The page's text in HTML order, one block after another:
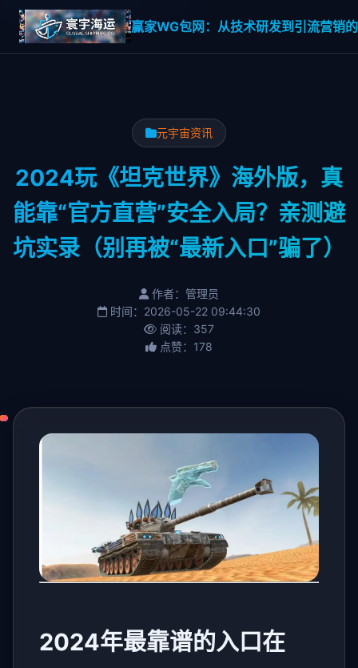
赢家WG包网：从技术研发到引流营销
元宇宙资讯
2024玩《坦克世界》海外版，真
能靠“官方直营”安全入局？亲测避
坑实录（别再被“最新入口”骗了）
作者：管理员
时间：2026-05-22 09:44:30
阅读：357
点赞：178
2024年最靠谱的入口在